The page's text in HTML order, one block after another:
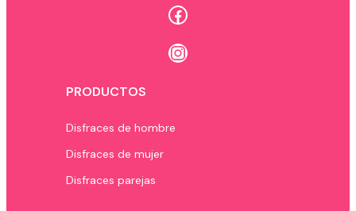
Facebook
Instagram
PRODUCTOS
Disfraces de hombre
Disfraces de mujer
Disfraces parejas